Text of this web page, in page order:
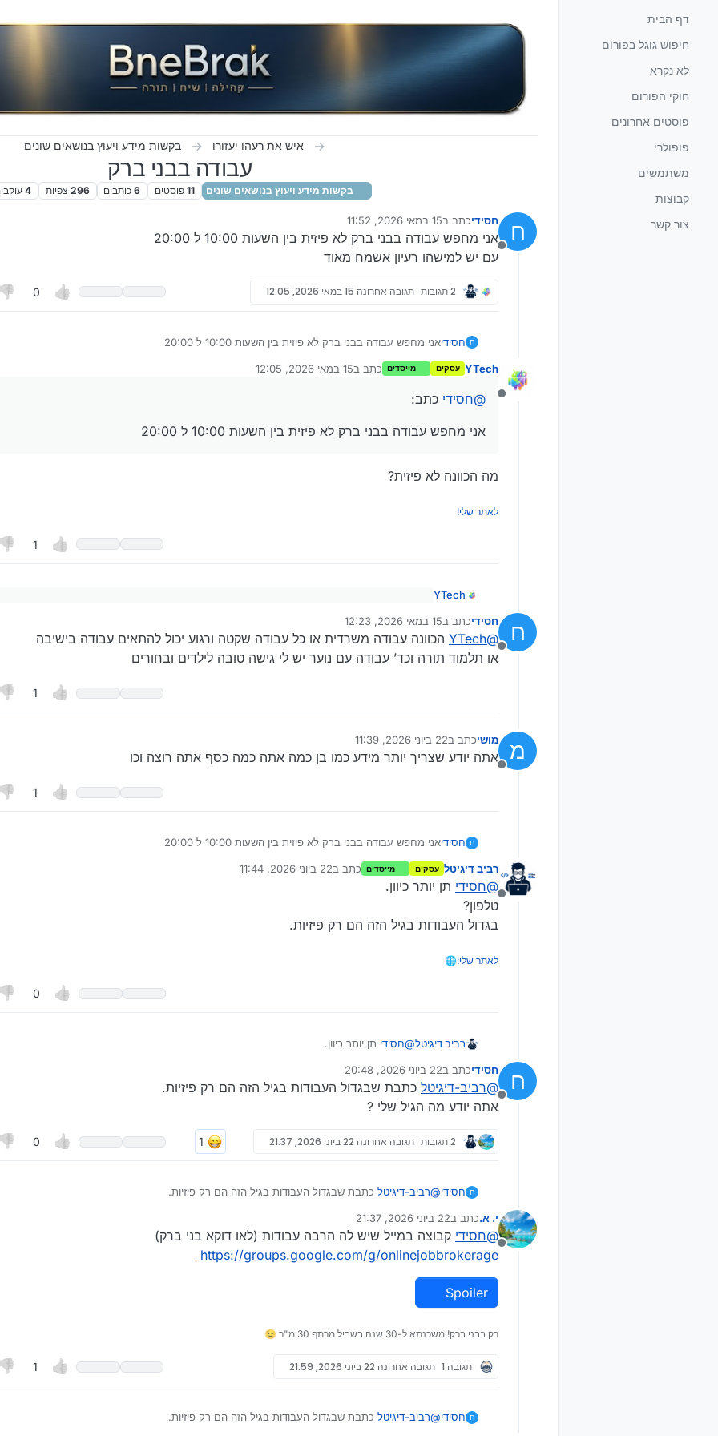
דף הבית
חיפוש גוגל בפורום
לא נקרא
חוקי הפורום
פוסטים אחרונים
פופולרי
משתמשים
קבוצות
צור קשר
איש את רעהו יעזורו בקשות מידע ויעוץ בנושאים שונים
עבודה בבני ברק
בקשות מידע ויעוץ בנושאים שונים 11 פוסטים 6 כותבים 296 צפיות 4
ח
מנותק
חסידיכתב ב15 במאי 2026, 11:52
נערך לאחרונה על ידי חסידי
אני מחפש עבודה בבני ברק לא פיזית בין השעות 10:00 ל 20:00
עם יש למישהו רעיון אשמח מאוד
2 תגובות תגובה אחרונה 15 במאי 2026, 12:05 0
ח חסידיאני מחפש עבודה בבני ברק לא פיזית בין השעות 10:00 ל 20:00
מנותק
YTech עסקים מייסדים כתב ב15 במאי 2026, 12:05
נערך לאחרונה על ידי
@חסידי כתב:
אני מחפש עבודה בבני ברק לא פיזית בין השעות 10:00 ל 20:00
מה הכוונה לא פיזית?
לאתר שלי!
1
YTech
אני מחפש עבודה בבני ברק לא פיזית בין השעות 10:00 ל 20:00
מה הכוונה לא פיזית? ח
מנותק
חסידיכתב ב15 במאי 2026, 12:23
נערך לאחרונה על ידי חסידי
@
YTech הכוונה עבודה משרדית או כל עבודה שקטה ורגוע יכול להתאים עבודה בישיבה
או תלמוד תורה וכד’ עבודה עם נוער יש לי גישה טובה לילדים ובחורים
1
מ
מנותק
מושיכתב ב22 ביוני 2026, 11:39
נערך לאחרונה על ידי
אתה יודע שצריך יותר מידע כמו בן כמה אתה כמה כסף אתה רוצה וכו
1
ח חסידיאני מחפש עבודה בבני ברק לא פיזית בין השעות 10:00 ל 20:00
מנותק
רביב דיגיטל עסקים מייסדים כתב ב22 ביוני 2026, 11:44
נערך לאחרונה על ידי
@חסידי תן יותר כיוון.
טלפון?
בגדול העבודות בגיל הזה הם רק פיזיות.
לאתר שלי:🌐
0
רביב דיגיטל@חסידי תן יותר כיוון.
בגדול העבודות בגיל הזה הם רק פיזיות.
ח
מנותק
חסידיכתב ב22 ביוני 2026, 20:48
נערך לאחרונה על ידי
@רביב-דיגיטל כתבת שבגדול העבודות בגיל הזה הם רק פיזיות.
אתה יודע מה הגיל שלי ?
2 תגובות תגובה אחרונה 22 ביוני 2026, 21:37 0
ח חסידי@רביב-דיגיטל
מנותק
י. א.כתב ב22 ביוני 2026, 21:37
נערך לאחרונה על ידי
@חסידי קבוצה במייל שיש לה הרבה עבודות (לאו דוקא בני ברק)
https://groups.google.com/g/onlinejobbrokerage
Spoiler
רק בבני ברק! משכנתא ל-30 שנה בשביל מרתף 30 מ"ר 😉
תגובה 1 תגובה אחרונה 22 ביוני 2026, 21:59 1
ח חסידי@רביב-דיגיטל